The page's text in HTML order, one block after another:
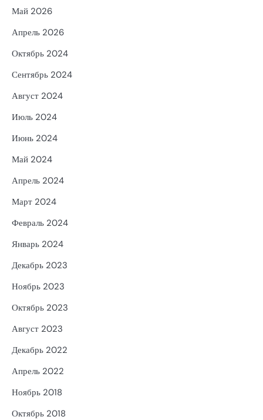
Май 2026
Апрель 2026
Октябрь 2024
Сентябрь 2024
Август 2024
Июль 2024
Июнь 2024
Май 2024
Апрель 2024
Март 2024
Февраль 2024
Январь 2024
Декабрь 2023
Ноябрь 2023
Октябрь 2023
Август 2023
Декабрь 2022
Апрель 2022
Ноябрь 2018
Октябрь 2018